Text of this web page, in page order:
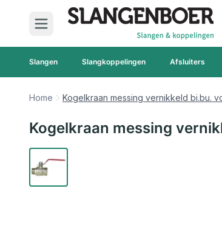
Ga naar de inhoud
Slangen Slangkoppelingen Afsluiters
Home Kogelkraan messing vernikkeld bi.bu.
Kogelkraan messing